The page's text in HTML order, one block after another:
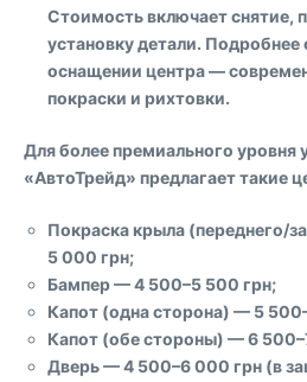
Стоимость включает снятие,
установку детали. Подробнее
оснащении центра —
покраски и рихтовки.
Для более премиального уровня
«АвтоТрейд» предлагает такие
Покраска крыла (переднего/
5 000 грн;
Бампер—4 500–5 500 грн;
Капот (одна сторона) — 5
Капот (обе стороны) —6
Дверь—4 500–6 000 грн (в